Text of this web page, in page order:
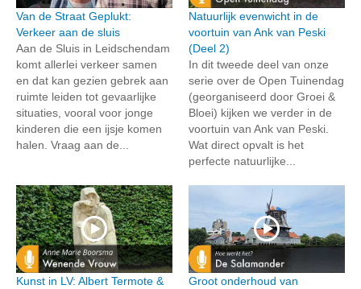
Van de Straat Geplukt:
Verkeer aan de sluis
Aan de Sluis in Leidschendam
komt allerlei verkeer samen
en dat kan gezien gebrek aan
ruimte leiden tot gevaarlijke
situaties, vooral voor jonge
kinderen die een ijsje komen
halen. Vraag aan de...
Natuurlijk evenwicht in de
voortuin van Ank van Peski
(Deel 2)
In dit tweede deel van onze
serie over de Open Tuinendag
(georganiseerd door Groei &
Bloei) kijken we verder in de
voortuin van Ank van Peski.
Wat direct opvalt is het
perfecte natuurlijke...
Kunst in LV: Albert Termote &
Groot onderhoud van